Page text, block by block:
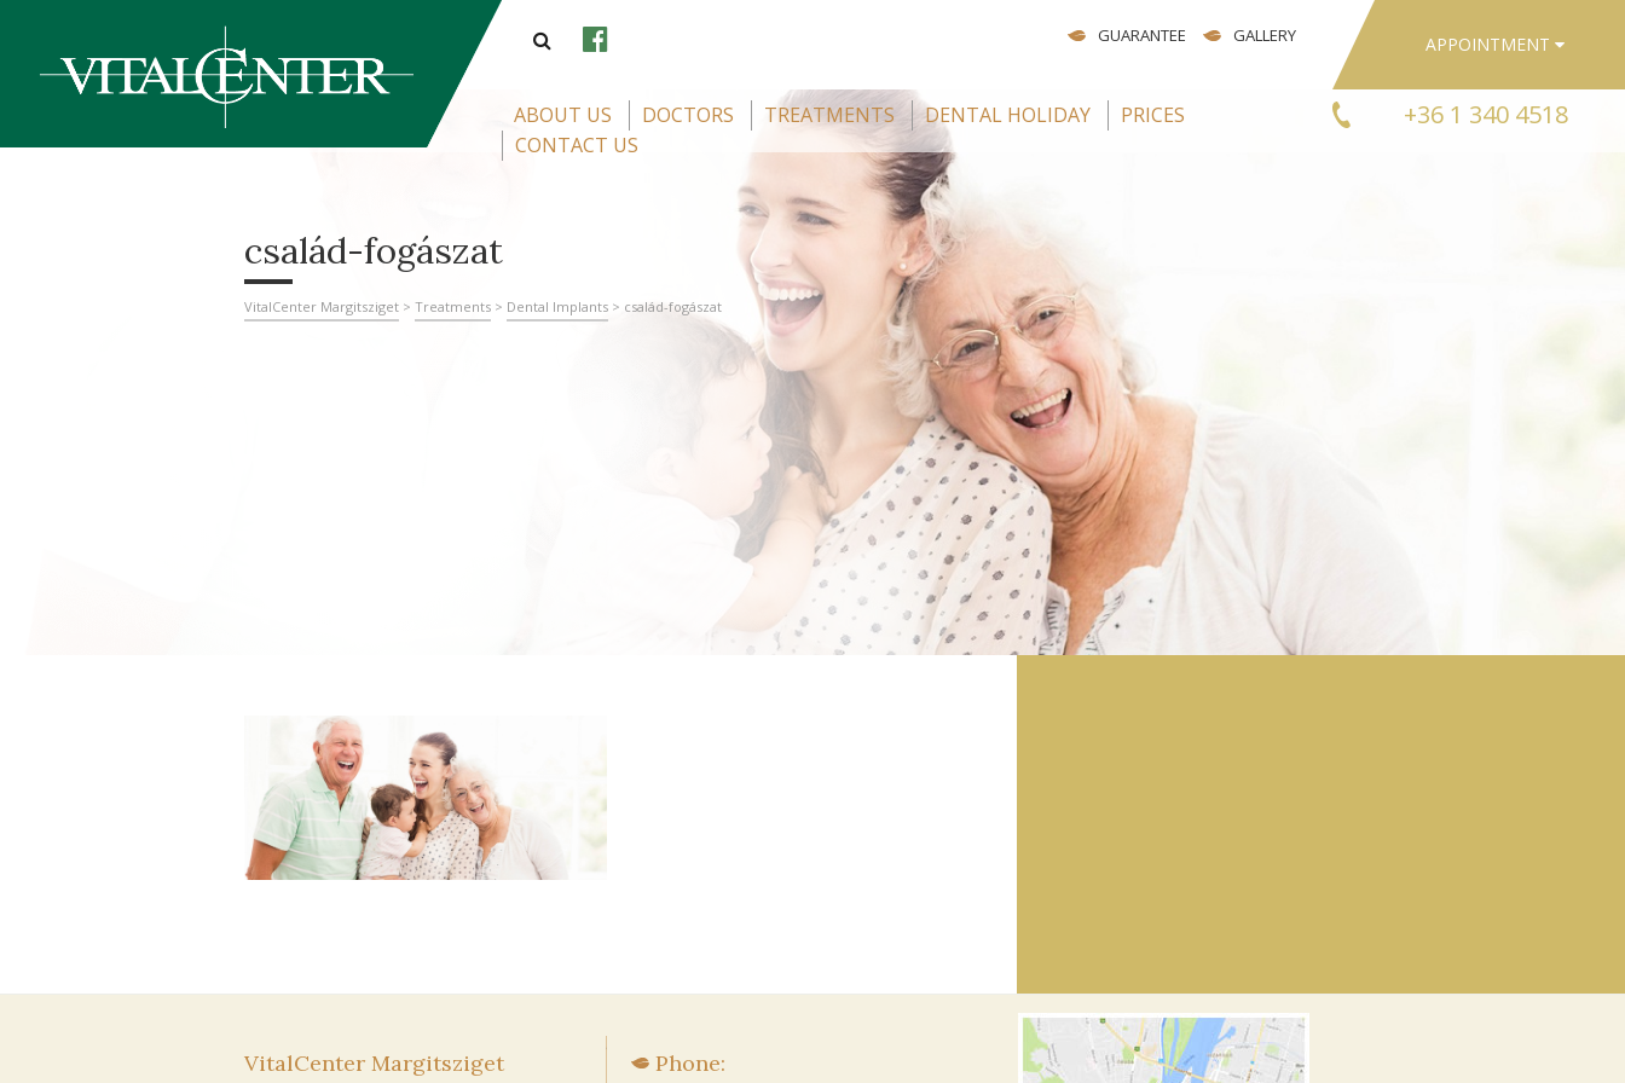
GUARANTEE GALLERY
ABOUT US DOCTORS TREATMENTS DENTAL HOLIDAY
PRICES
CONTACT US
APPOINTMENT
+36 1 340 4518
család-fogászat
VitalCenter Margitsziget > Treatments > Dental Implants > család-fogászat
VitalCenter Margitsziget Phone: